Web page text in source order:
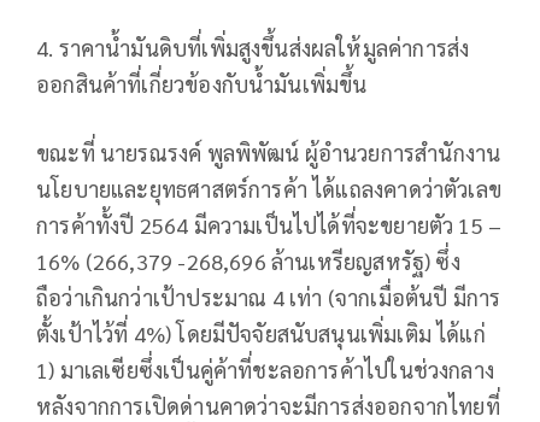
4. ราคาน้ำมันดิบที่เพิ่มสูงขึ้นส่งผลให้มูลค่าการส่ง
ออกสินค้าที่เกี่ยวข้องกับน้ำมันเพิ่มขึ้น
ขณะที่ นายรณรงค์ พูลพิพัฒน์ ผู้อำนวยการสำนักงาน
นโยบายและยุทธศาสตร์การค้า ได้แถลงคาดว่าตัวเลข
การค้าทั้งปี 2564 มีความเป็นไปได้ที่จะขยายตัว 15 –
16% (266,379 -268,696 ล้านเหรียญสหรัฐ) ซึ่ง
ถือว่าเกินกว่าเป้าประมาณ 4 เท่า (จากเมื่อต้นปี มีการ
ตั้งเป้าไว้ที่ 4%) โดยมีปัจจัยสนับสนุนเพิ่มเติม ได้แก่
1) มาเลเซียซึ่งเป็นคู่ค้าที่ชะลอการค้าไปในช่วงกลาง
หลังจากการเปิดด่านคาดว่าจะมีการส่งออกจากไทยที่